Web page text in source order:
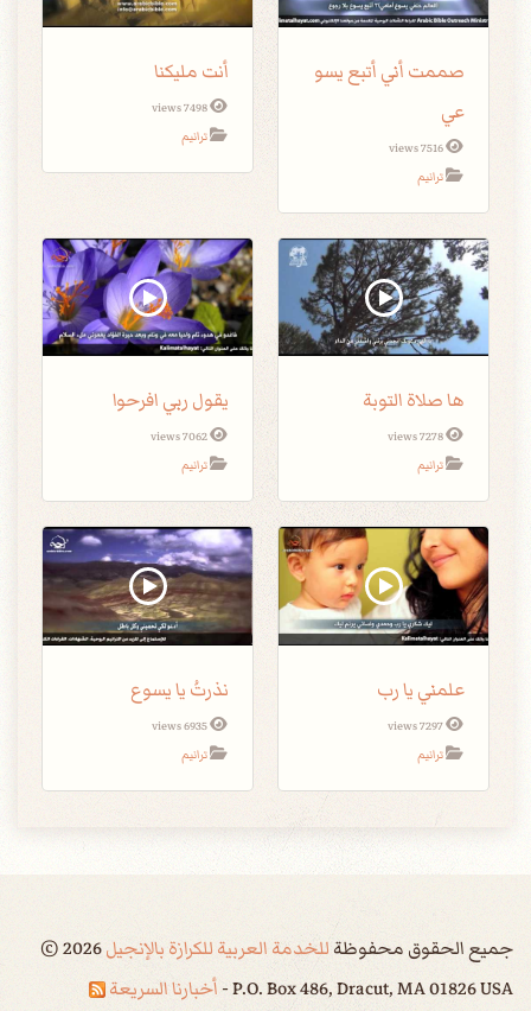
صممت أني أتبع يسو
عي
7516 views
ترانيم
أنت مليكنا
7498 views
ترانيم
ها صلاة التوبة
7278 views
ترانيم
يقول ربي افرحوا
7062 views
ترانيم
علمني يا رب
7297 views
ترانيم
نذرتُ يا يسوع
6935 views
ترانيم
جميع الحقوق محفوظةللخدمة العربية للكرازة بالإنجيل ©2026
P.O. Box 486, Dracut, MA 01826 USA - أخبارنا السريعة